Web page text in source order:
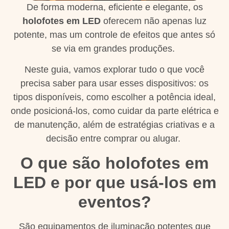
De forma moderna, eficiente e elegante, os
holofotes em LED oferecem não apenas luz
potente, mas um controle de efeitos que antes só
se via em grandes produções.
Neste guia, vamos explorar tudo o que você
precisa saber para usar esses dispositivos: os
tipos disponíveis, como escolher a potência ideal,
onde posicioná-los, como cuidar da parte elétrica e
de manutenção, além de estratégias criativas e a
decisão entre comprar ou alugar.
O que são holofotes em
LED e por que usá-los em
eventos?
São equipamentos de iluminação potentes que